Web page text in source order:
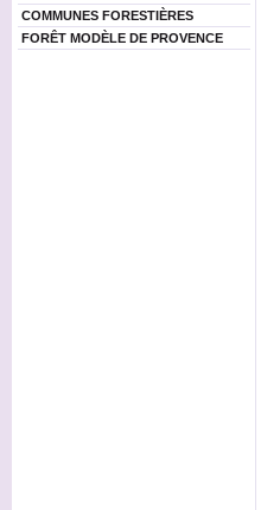
COMMUNES FORESTIÈRES
FORÊT MODÈLE DE PROVENCE